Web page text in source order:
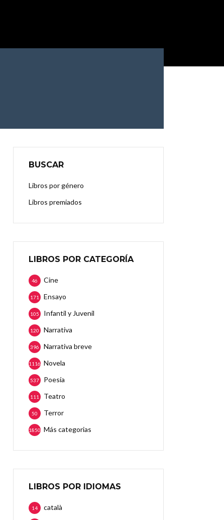
BUSCAR
Libros por género
Libros premiados
LIBROS POR CATEGORÍA
Cine
46
Ensayo
171
Infantil y Juvenil
105
Narrativa
120
Narrativa breve
396
Novela
1116
Poesía
537
Teatro
111
Terror
50
Más categorias
1850
LIBROS POR IDIOMAS
català
14